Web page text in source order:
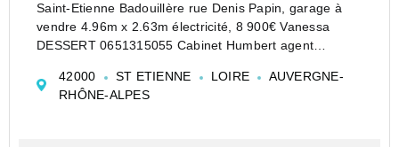
Saint-Etienne Badouillère rue Denis Papin, garage à
vendre 4.96m x 2.63m électricité, 8 900€ Vanessa
DESSERT 0651315055 Cabinet Humbert agent
Les informations sur les risques auxquels ce bien est
exposé sont disponibles sur le site G...
42000 ST ETIENNE LOIRE
AUVERGNE-
RHÔNE-ALPES